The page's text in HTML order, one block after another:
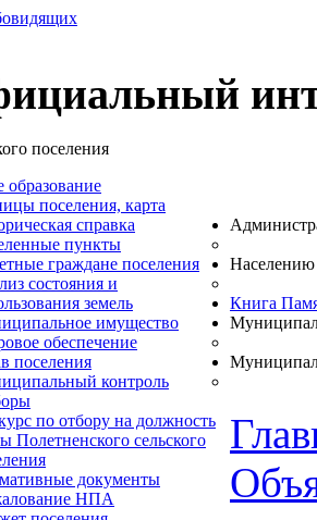
поселения
поселения, карта
справка
пункты
граждане поселения
состояния и
земель
имущество
обеспечение
поселения
контроль
по отбору на должность
Полетненского сельского
документы
НПА
Населению
Книга